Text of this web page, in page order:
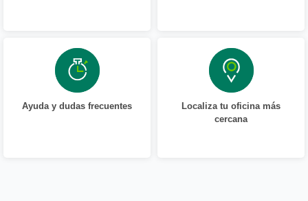
Ayuda y dudas frecuentes
Localiza tu oficina más
cercana